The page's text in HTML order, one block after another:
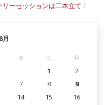
ーセッションは二本立て！
月
金 土 日
1
2
7 8
9
14 15
16